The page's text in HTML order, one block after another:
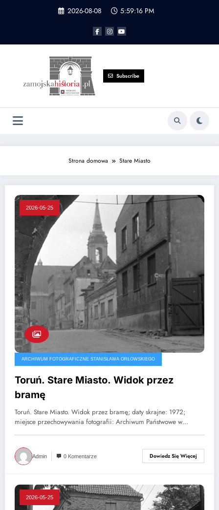
2026-08-08 5:59:17 PM
Subscribe
Strona domowa Stare Miasto
2026-05-25
ARCHIWUM FOTOGRAFICZNE STANISŁAWA ORŁOWSKIEGO
Toruń. Stare Miasto. Widok przez
bramę
Toruń. Stare Miasto. Widok przez bramę; daty skrajne: 1972;
miejsce przechowywania fotografii: Archiwum Państwowe w…
Admin 0 Komentarze Dowiedz Się Więcej
2026-05-25